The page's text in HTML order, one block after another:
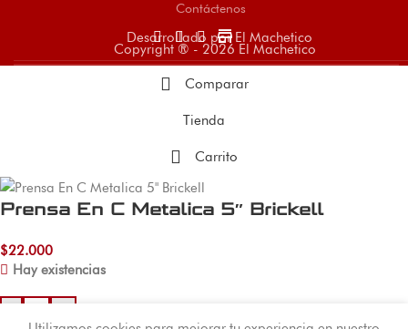
Contáctenos
store
Desarrollado por El Machetico
Copyright ® - 2026 El Machetico
Comparar
Tienda
Carrito
Prensa En C Metalica 5″ Brickell
$22.000
Hay existencias